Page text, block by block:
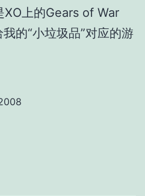
XO上的Gears of War
的“小垃圾品”对应的游